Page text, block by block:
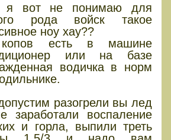
я вот не понимаю для
рода войск такое
ноу хау??
есть в машине
или на базе
водичка в норм
разогрели вы лед
заработали воспаление
и горла, выпили треть